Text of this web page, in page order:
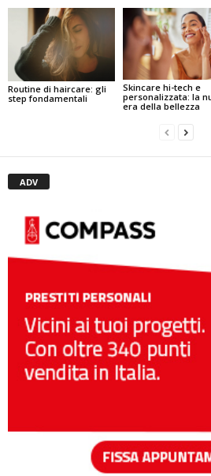
Routine di haircare: gli
step fondamentali
Skincare hi-tech e
personalizzata: la
era della bellezza
ADV